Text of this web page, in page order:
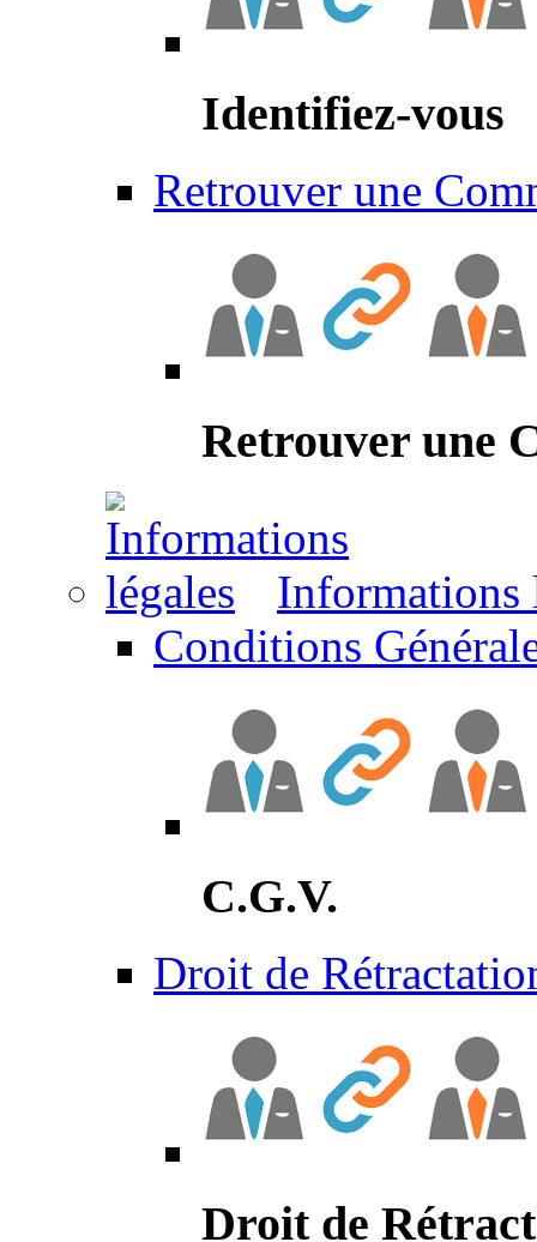
Identifiez-vous
Retrouver une
Retrouver une
Informations
Conditions
C.G.V.
Droit de
Droit de